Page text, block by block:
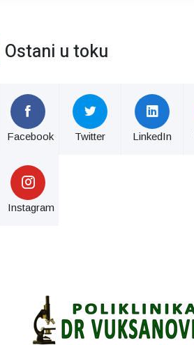
Ostani u toku
Facebook Twitter LinkedIn
Instagram